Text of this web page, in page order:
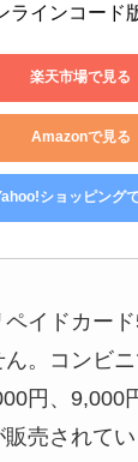
ラインコード
楽天市場で見る
Amazonで見る
ショッピング
イドカー
。コンビ
円、9,000
売されて